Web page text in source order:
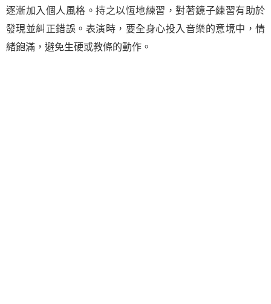
逐漸加入個人風格。持之以恆地練習，對著鏡子練習有助於
發現並糾正錯誤。表演時，要全身心投入音樂的意境中，情
緒飽滿，避免生硬或教條的動作。